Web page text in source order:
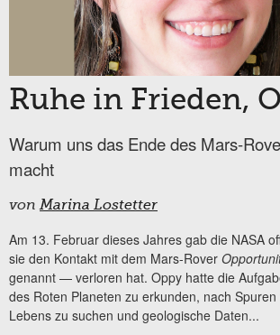
Ruhe in Frieden,
Warum uns das Ende des Mars-
macht
vonMarina Lostetter
Am 13. Februar dieses Jahres gab die NASA
sie den Kontakt mit dem Mars-Rover
genannt — verloren hat. Oppy hatte die
des Roten Planeten zu erkunden, nach
Lebens zu suchen und geologische Daten...